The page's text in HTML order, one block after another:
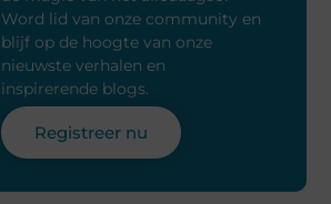
Word lid van onze community en
blijf op de hoogte van onze
nieuwste verhalen en
inspirerende blogs.
Registreer nu